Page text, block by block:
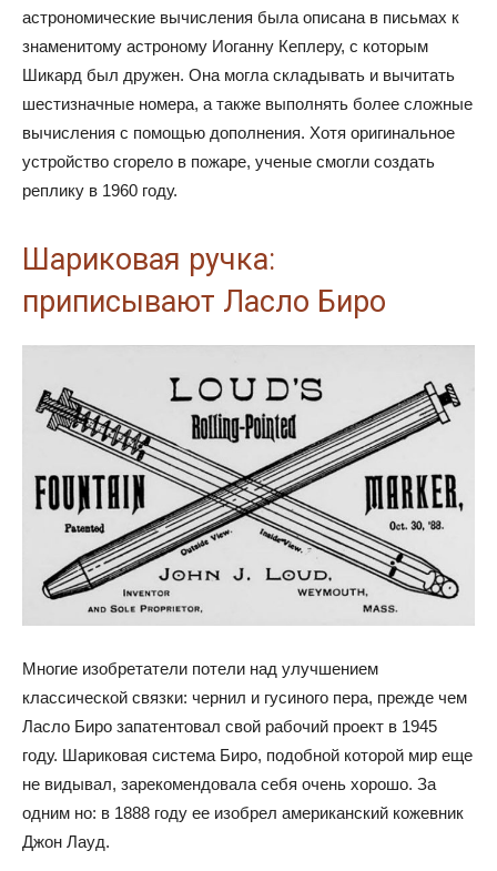
астрономические вычисления была описана в письмах к
знаменитому астроному Иоганну Кеплеру, с которым
Шикард был дружен. Она могла складывать и вычитать
шестизначные номера, а также выполнять более сложные
вычисления с помощью дополнения. Хотя оригинальное
устройство сгорело в пожаре, ученые смогли создать
реплику в 1960 году.
Шариковая ручка:
приписывают Ласло Биро
Многие изобретатели потели над улучшением
классической связки: чернил и гусиного пера, прежде чем
Ласло Биро запатентовал свой рабочий проект в 1945
году. Шариковая система Биро, подобной которой мир еще
не видывал, зарекомендовала себя очень хорошо. За
одним но: в 1888 году ее изобрел американский кожевник
Джон Лауд.